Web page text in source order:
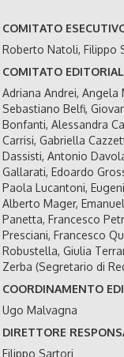
COMITATO
Roberto Natoli, Filippo
COMITATO
Adriana Andrei, Angela
Sebastiano Belfi,
Bonfanti, Alessandra
Carrisi, Gabriella
Dassisti, Antonio
Gallarati, Edoardo
Paola Lucantoni,
Alberto Mager,
Panetta, Francesco
Presciani, Francesco
Robustella, Giulia
Zerba (Segretario di
COORDINAMENTO
Ugo Malvagna
DIRETTORE
Filippo Sartori